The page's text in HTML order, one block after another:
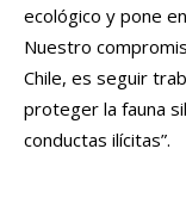
ecológico y pone
Nuestro
Chile, es seguir
proteger la fauna
conductas ilícitas”.